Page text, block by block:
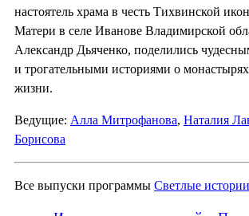
настоятель храма в честь Тихвинской
Матери в селе Иванове Владимирской
Александр Дьяченко, поделились
и трогательными историями о
жизни.
Ведущие: Алла Митрофанова, Наталия
Борисова
Все выпуски программы Светлые истории